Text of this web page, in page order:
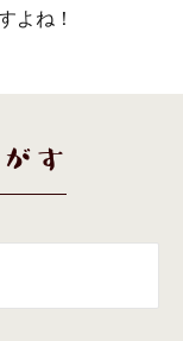
よね！
す